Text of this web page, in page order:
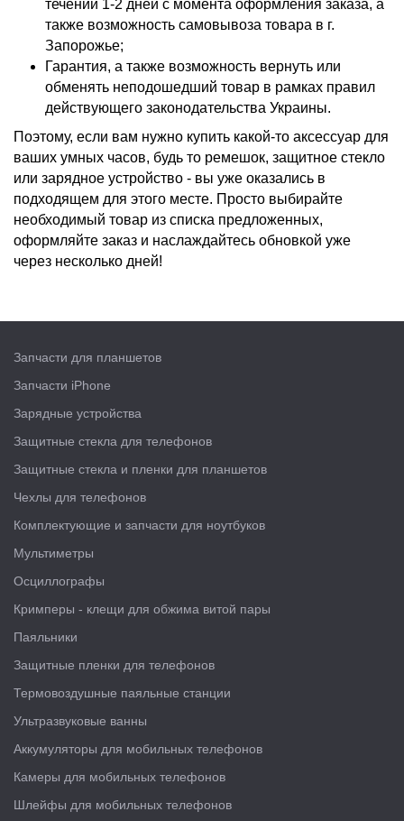
течении 1-2 дней с момента оформления заказа, а
также возможность самовывоза товара в г.
Запорожье;
Гарантия, а также возможность вернуть или
обменять неподошедший товар в рамках правил
действующего законодательства Украины.
Поэтому, если вам нужно купить какой-то аксессуар для
ваших умных часов, будь то ремешок, защитное стекло
или зарядное устройство - вы уже оказались в
подходящем для этого месте. Просто выбирайте
необходимый товар из списка предложенных,
оформляйте заказ и наслаждайтесь обновкой уже
через несколько дней!
Запчасти для планшетов
Запчасти iPhone
Зарядные устройства
Защитные стекла для телефонов
Защитные стекла и пленки для планшетов
Чехлы для телефонов
Комплектующие и запчасти для ноутбуков
Мультиметры
Осциллографы
Кримперы - клещи для обжима витой пары
Паяльники
Защитные пленки для телефонов
Термовоздушные паяльные станции
Ультразвуковые ванны
Аккумуляторы для мобильных телефонов
Камеры для мобильных телефонов
Шлейфы для мобильных телефонов